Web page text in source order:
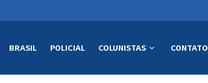
BRASIL POLICIAL COLUNISTAS CONTATO